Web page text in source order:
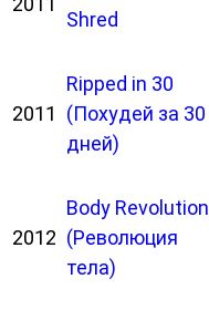
Shred
2011
Ripped in 30
(Похудей за 30
дней)
2012
Body Revolution
(Революция
тела)